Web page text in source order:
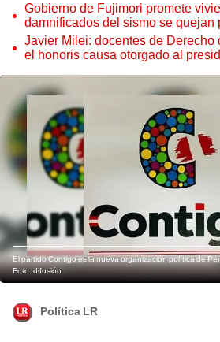
Gobierno de Fujimori promete
damnificados del sismo se quejan
Javier Milei: docentes de Derecho
el honoris causa otorgado al
El partido Contigo es la nueva organización política de
Foto: difusión.
Política LR